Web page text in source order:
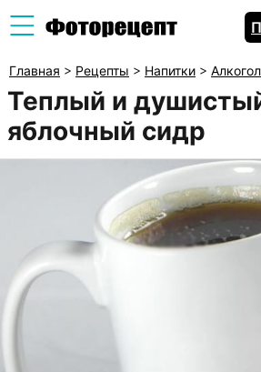
Главная > Рецепты > Напитки >
Теплый и
яблочный сидр